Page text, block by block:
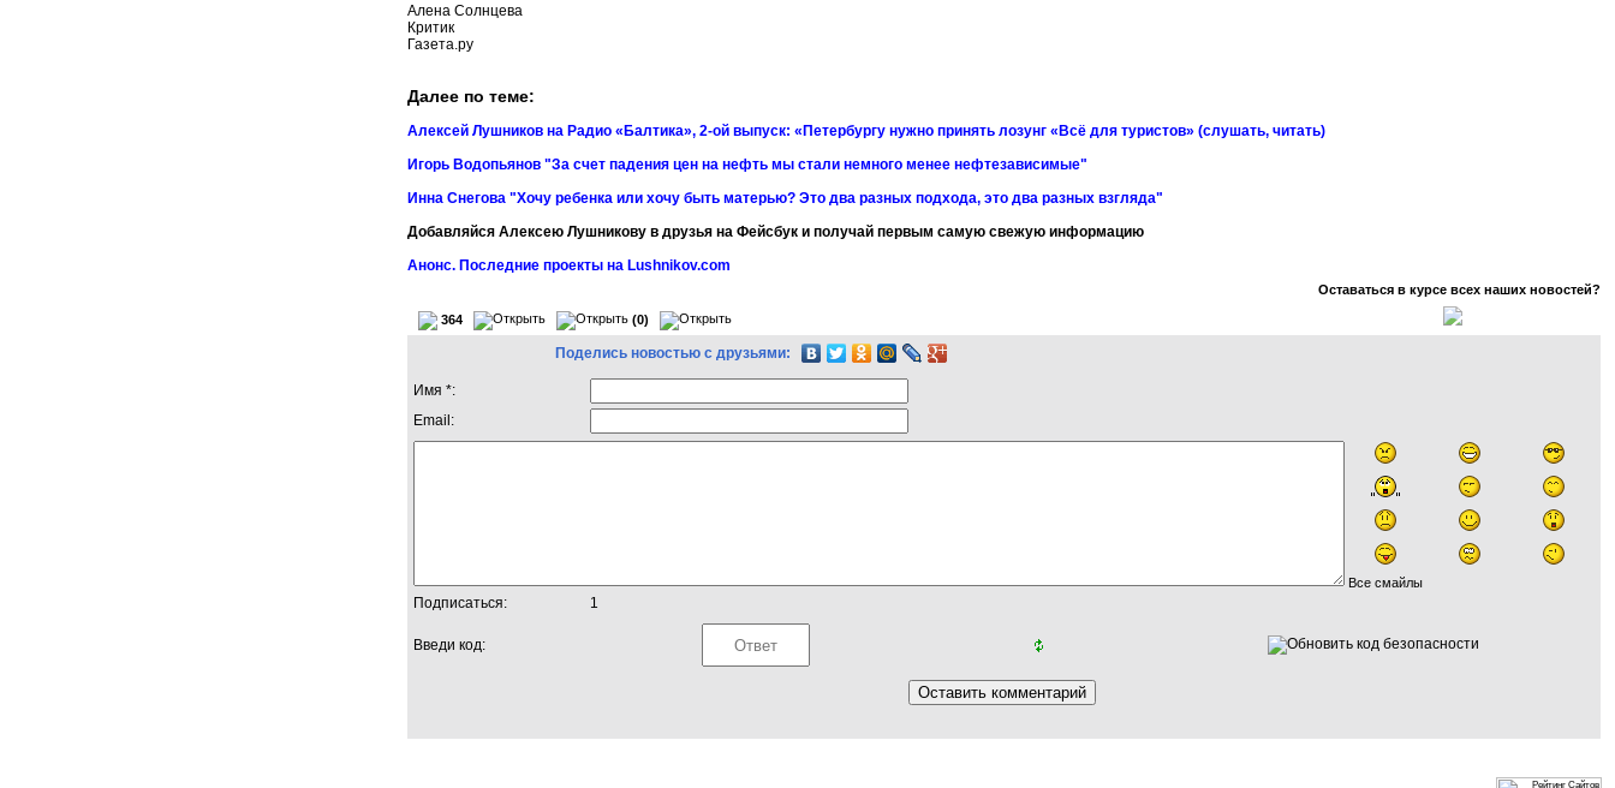
Алена Солнцева
Критик
Газета.ру
Далее по теме:
Алексей Лушников на Радио «Балтика», 2-ой выпуск: «Петербургу нужно принять лозунг «Всё для туристов» (слушать, читать)
Игорь Водопьянов "За счет падения цен на нефть мы стали немного менее нефтезависимые"
Инна Снегова "Хочу ребенка или хочу быть матерью? Это два разных подхода, это два разных взгляда"
Добавляйся Алексею Лушникову в друзья на Фейсбук и получай первым самую свежую информацию
Анонс. Последние проекты на Lushnikov.com
Оставаться в курсе всех наших новостей?
364 (0)
Поделись новостью с друзьями:
Имя *:
Email:
Все смайлы
Подписаться: 1
Введи код: